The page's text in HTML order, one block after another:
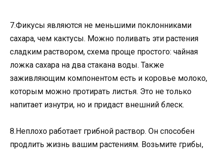
7.Фикусы являются не меньшими поклонниками
сахара, чем кактусы. Можно поливать эти растения
сладким раствором, схема проще простого: чайная
ложка сахара на два стакана воды. Также
заживляющим компонентом есть и коровье молоко,
которым можно протирать листья. Это не только
напитает изнутри, но и придаст внешний блеск.
8.Неплохо работает грибной раствор. Он способен
продлить жизнь вашим растениям. Возьмите грибы,